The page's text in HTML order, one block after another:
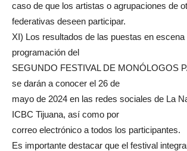
caso de que los artistas o agrupaciones de
federativas deseen participar.
XI) Los resultados de las puestas en escena
programación del
SEGUNDO FESTIVAL DE MONÓLOGOS
se darán a conocer el 26 de
mayo de 2024 en las redes sociales de La
ICBC Tijuana, así como por
correo electrónico a todos los participantes.
Es importante destacar que el festival